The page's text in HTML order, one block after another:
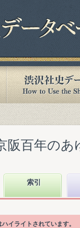
阪百年のあ
索引
イライトされています。